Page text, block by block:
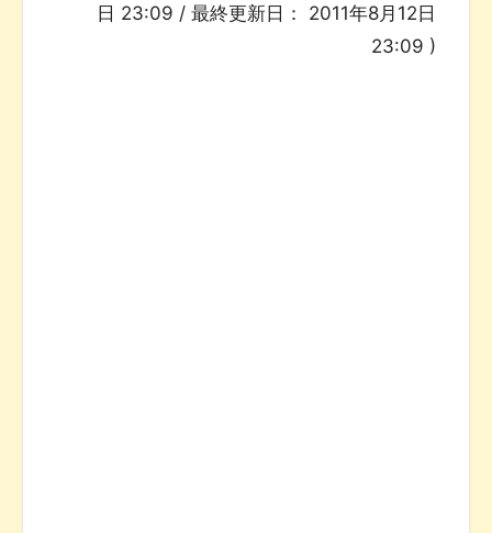
日 23:09 / 最終更新日： 2011年8月12日
23:09 )